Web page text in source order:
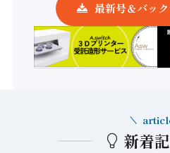
最新号＆バッ
新着